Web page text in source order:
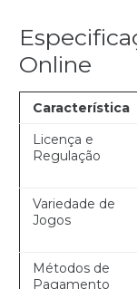
Online
Característica
Licença e
Regulação
Variedade de
Jogos
Métodos de
Pagamento